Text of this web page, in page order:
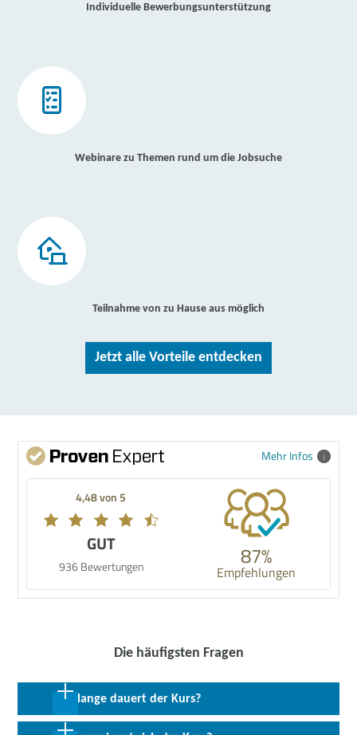
Individuelle Bewerbungsunterstützung
Webinare zu Themen rund um die Jobsuche
Teilnahme von zu Hause aus möglich
Jetzt alle Vorteile entdecken
Mehr Infos
4,48 von 5
GUT
936 Bewertungen 87%
Empfehlungen
Die häufigsten Fragen
Wie lange dauert der Kurs?